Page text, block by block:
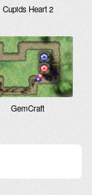
Cupids Heart 2
GemCraft